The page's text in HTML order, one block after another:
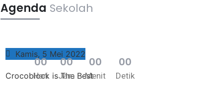
Agenda Sekolah
Kamis, 5 Mei 2022
Crocoblock is The Best
00
Hari
00
Jam
00
Menit
00
Detik